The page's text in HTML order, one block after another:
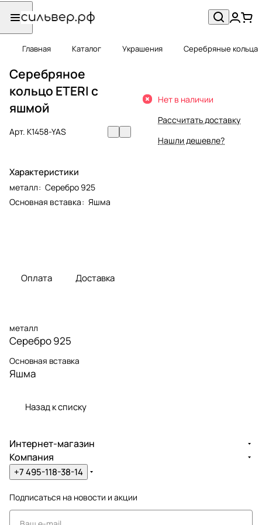
Главная Каталог Украшения Серебряные кольца
Серебряное
кольцо ETERI с
яшмой
Арт. K1458-YAS
Характеристики
металл: Серебро 925
Основная вставка: Яшма
Нет в наличии
Рассчитать доставку
Нашли дешевле?
Оплата Доставка
металл
Серебро 925
Основная вставка
Яшма
Назад к списку
Интернет-магазин
Компания
+7 495-118-38-14
Подписаться на новости и акции